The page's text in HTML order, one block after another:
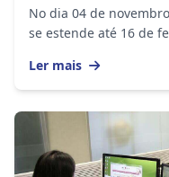
No dia 04 de
se estende até 16 de
Ler mais